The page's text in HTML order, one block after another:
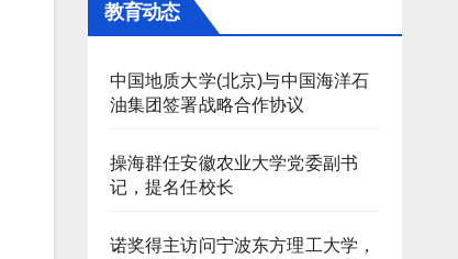
教育动态
中国地质大学(北京)与中国海洋石
油集团签署战略合作协议
操海群任安徽农业大学党委副书
记，提名任校长
诺奖得主访问宁波东方理工大学，